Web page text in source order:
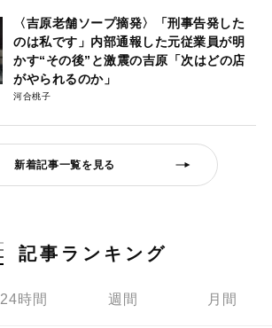
〈吉原老舗ソープ摘発〉「刑事告発した
のは私です」内部通報した元従業員が明
かす“その後”と激震の吉原「次はどの店
がやられるのか」
河合桃子
新着記事一覧を見る
記事ランキング
24時間 週間 月間